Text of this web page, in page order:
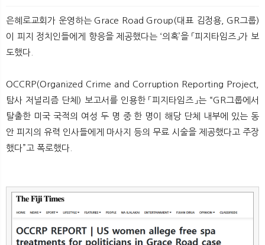
뉴 색
은혜로교회가 운영하는 Grace Road Group(대표 김정용, GR그룹)
이 피지 정치인들에게 향응을 제공했다는 ‘의혹’을 「피지타임즈」가 보
도했다.
OCCRP(Organized Crime and Corruption Reporting Project,
탐사 저널리즘 단체) 보고서를 인용한 「피지타임즈」는 “GR그룹에서
탈출한 미국 국적의 여성 두 명 중 한 명이 해당 단체 내부에 있는 동
안 피지의 유력 인사들에게 마사지 등의 무료 시술을 제공했다고 주장
했다”고 폭로했다.